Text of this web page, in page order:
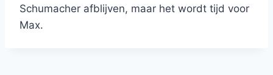
Schumacher afblijven, maar het wordt tijd voor
Max.